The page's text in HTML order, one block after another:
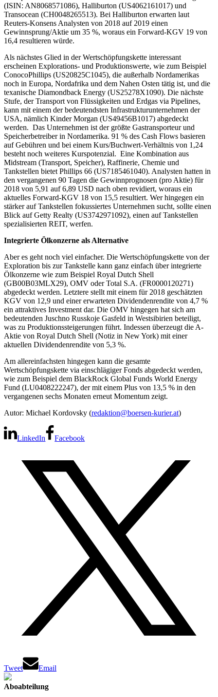
(ISIN: AN8068571086), Halliburton (US4062161017) und
Transocean (CH0048265513). Bei Halliburton erwarten laut
Reuters-Konsens Analysten von 2018 auf 2019 einen
Gewinnsprung/Aktie um 35 %, woraus ein Forward-KGV 19 von
16,4 resultieren würde.
Als nächstes Glied in der Wertschöpfungskette interessant
erscheinen Explorations- und Produktionswerte, wie zum Beispiel
ConocoPhillips (US20825C1045), die außerhalb Nordamerikas
noch in Europa, Nordafrika und dem Nahen Osten tätig ist, und die
texanische Diamondback Energy (US25278X1090). Die nächste
Stufe, der Transport von Flüssigkeiten und Erdgas via Pipelines,
kann mit einem der bedeutendsten Infrastrukturunternehmen der
USA, nämlich Kinder Morgan (US49456B1017) abgedeckt
werden. Das Unternehmen ist der größte Gastransporteur und
Speicherbetreiber in Nordamerika. 91 % des Cash Flows basieren
auf Gebühren und bei einem Kurs/Buchwert-Verhältnis von 1,24
besteht noch weiteres Kurspotenzial. Eine Kombination aus
Midstream (Transport, Speicher), Raffinerie, Chemie und
Tankstellen bietet Phillips 66 (US7185461040). Analysten hatten in
den vergangenen 90 Tagen die Gewinnprognosen (pro Aktie) für
2018 von 5,91 auf 6,89 USD nach oben revidiert, woraus ein
aktuelles Forward-KGV 18 von 15,5 resultiert. Wer hingegen ein
stärker auf Tankstellen fokussiertes Unternehmen sucht, sollte einen
Blick auf Getty Realty (US3742971092), einen auf Tankstellen
spezialisierten REIT, werfen.
Integrierte Ölkonzerne als Alternative
Aber es geht noch viel einfacher. Die Wertschöpfungskette von der
Exploration bis zur Tankstelle kann ganz einfach über integrierte
Ölkonzerne wie zum Beispiel Royal Dutch Shell
(GB00B03MLX29), OMV oder Total S.A. (FR0000120271)
abgedeckt werden. Letztere stellt mit einem für 2018 geschätzten
KGV von 12,9 und einer erwarteten Dividendenrendite von 4,7 %
ein attraktives Investment dar. Die OMV hingegen hat sich am
bedeutenden Juschno Russkoje Gasfeld in Westsibirien beteiligt,
was zu Produktionssteigerungen führt. Indessen überzeugt die A-
Aktie von Royal Dutch Shell (Notiz in New York) mit einer
aktuellen Dividendenrendite von 5,3 %.
Am allereinfachsten hingegen kann die gesamte
Wertschöpfungskette via einschlägiger Fonds abgedeckt werden,
wie zum Beispiel dem BlackRock Global Funds World Energy
Fund (LU0408222247), der mit einem Plus von 13,5 % in den
vergangenen sechs Monaten erneut Momentum zeigt.
Autor: Michael Kordovsky (redaktion@boersen-kurier.at)
LinkedIn Facebook
Tweet Email
Aboabteilung